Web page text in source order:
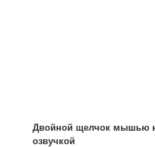
Двойной щелчок мышью
озвучкой